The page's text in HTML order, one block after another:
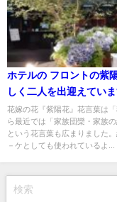
ホテルの フロントの紫
しく二人を出迎えてい
人は交際になりました💞
花嫁の花『紫陽花』花言葉は
ら最近では「家族団欒・家族の
という花言葉も広まりました
－ケとしても使われているよ...